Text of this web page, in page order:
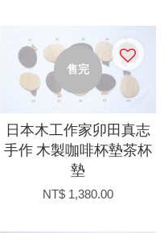
售完
日本木工作家卯田真志
手作 木製咖啡杯墊茶杯
墊
NT$ 1,380.00